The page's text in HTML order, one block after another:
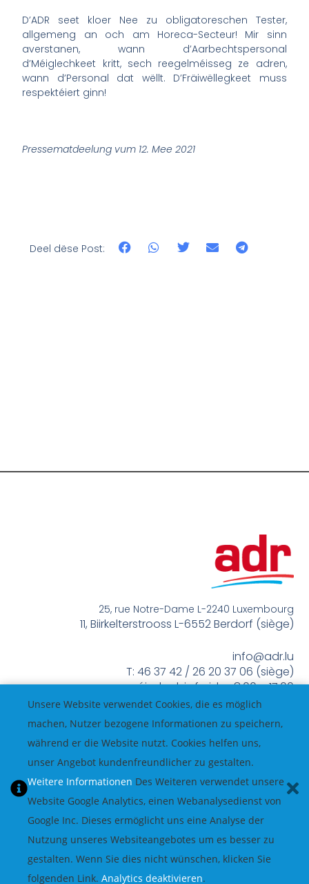
D’ADR seet kloer Nee zu obligatoreschen Tester,
allgemeng an och am Horeca-Secteur! Mir sinn
averstanen, wann d’Aarbechtspersonal
d’Méiglechkeet kritt, sech reegelméisseg ze adren,
wann d’Personal dat wëllt. D’Fräiwëllegkeet muss
respektéiert ginn!
Pressematdeelung vum 12. Mee 2021
Deel dëse Post:
25, rue Notre-Dame L-2240 Luxembourg
11, Biirkelterstrooss L-6552 Berdorf (siège)
info@adr.lu
T: 46 37 42 / 26 20 37 06 (siège)
méindes bis freides 8:00 – 17:00
Unsere Website verwendet Cookies, die es möglich
machen, Nutzer bezogene Informationen zu speichern,
während er die Website nutzt. Cookies helfen uns,
unser Angebot kundenfreundlicher zu gestalten.
Weitere Informationen Des Weiteren verwendet unsere
Website Google Analytics, einen Webanalysedienst von
Google Inc. Dieses ermöglicht uns eine Analyse der
Nutzung unseres Websiteangebotes um es besser zu
gestalten. Wenn Sie dies nicht wünschen, klicken Sie
folgenden Link. Analytics deaktivieren.